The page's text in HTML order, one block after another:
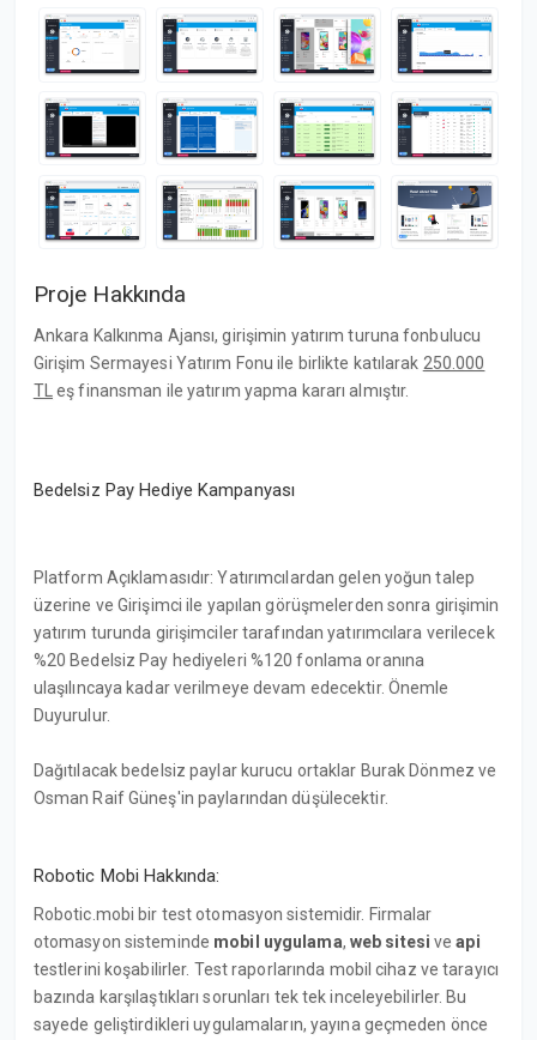
Proje Hakkında
Ankara Kalkınma Ajansı, girişimin yatırım turuna fonbulucu
Girişim Sermayesi Yatırım Fonu ile birlikte katılarak 250.000
TL eş finansman ile yatırım yapma kararı almıştır.
Bedelsiz Pay Hediye Kampanyası
Platform Açıklamasıdır: Yatırımcılardan gelen yoğun talep
üzerine ve Girişimci ile yapılan görüşmelerden sonra girişimin
yatırım turunda girişimciler tarafından yatırımcılara verilecek
%20 Bedelsiz Pay hediyeleri %120 fonlama oranına
ulaşılıncaya kadar verilmeye devam edecektir. Önemle
Duyurulur.
Dağıtılacak bedelsiz paylar kurucu ortaklar Burak Dönmez ve
Osman Raif Güneş'in paylarından düşülecektir.
Robotic Mobi Hakkında:
Robotic.mobi bir test otomasyon sistemidir. Firmalar
otomasyon sisteminde mobil uygulama, web sitesi veapi
testlerini koşabilirler. Test raporlarında mobil cihaz ve tarayıcı
bazında karşılaştıkları sorunları tek tek inceleyebilirler. Bu
sayede geliştirdikleri uygulamaların, yayına geçmeden önce